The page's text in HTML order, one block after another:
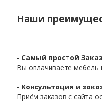
Наши
- Самый простой
Вы оплачиваете мебель
- Консультация и
Приём заказов с сайта